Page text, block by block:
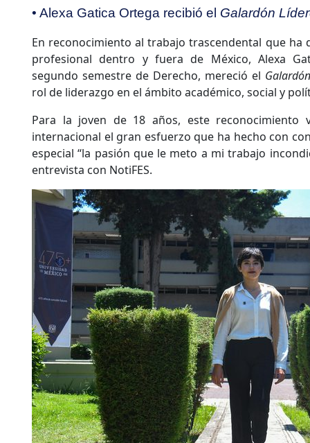
• Alexa Gatica Ortega recibió el Galardón
En reconocimiento al trabajo trascendental que ha
profesional dentro y fuera de México, Alexa
segundo semestre de Derecho, mereció el Galardón
rol de liderazgo en el ámbito académico, social y
Para la joven de 18 años, este reconocimiento
internacional el gran esfuerzo que ha hecho con
especial “la pasión que le meto a mi trabajo
entrevista con NotiFES.